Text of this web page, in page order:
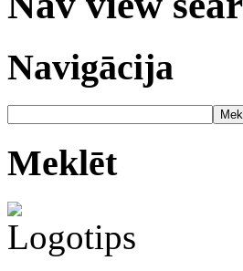
Navigācija
Meklēt